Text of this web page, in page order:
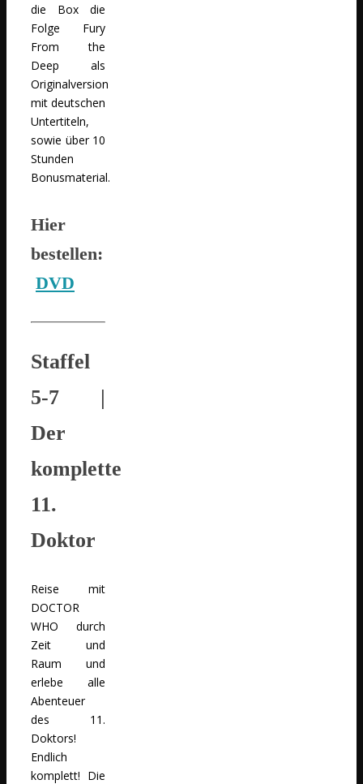
die Box die
Folge Fury
From the
Deep als
Originalversion
mit deutschen
Untertiteln,
sowie über 10
Stunden
Bonusmaterial.
Hier
bestellen:
DVD
Staffel
5-7 |
Der
komplette
11.
Doktor
Reise mit
DOCTOR
WHO durch
Zeit und
Raum und
erlebe alle
Abenteuer
des 11.
Doktors!
Endlich
komplett! Die